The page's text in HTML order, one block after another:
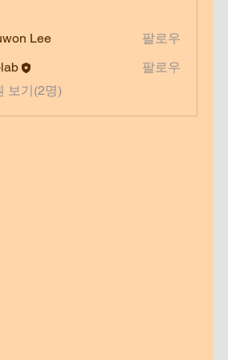
Lee
팔로우
팔로우
보기(2명)